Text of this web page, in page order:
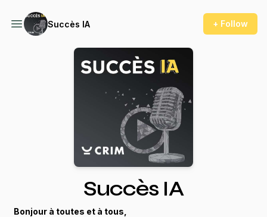
Succès IA + Follow
Succès IA
Bonjour à toutes et à tous,